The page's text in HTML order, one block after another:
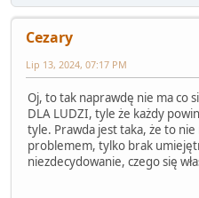
Cezary
Lip 13, 2024, 07:17 PM
Oj, to tak naprawdę nie ma co
DLA LUDZI, tyle że każdy
tyle. Prawda jest taka, że to
problemem, tylko brak
niezdecydowanie, czego się